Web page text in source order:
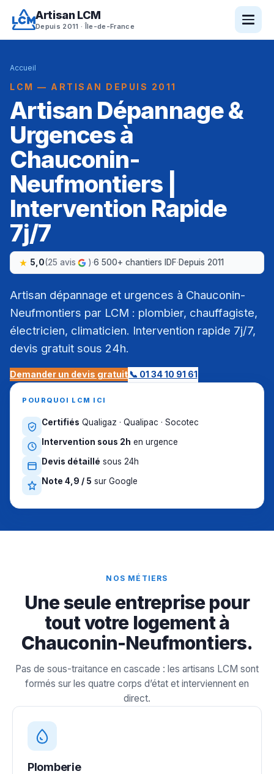
Artisan LCM
Depuis 2011 · Île-de-France
Accueil
LCM — ARTISAN DEPUIS 2011
Artisan Dépannage &
Urgences à
Chauconin-
Neufmontiers |
Intervention Rapide
7j/7
5,0(25 avis )·6 500+ chantiers IDF·Depuis 2011
Artisan dépannage et urgences à Chauconin-
Neufmontiers par LCM : plombier, chauffagiste,
électricien, climaticien. Intervention rapide 7j/7,
devis gratuit sous 24h.
Demander un devis gratuit📞 01 34 10 91 61
POURQUOI LCM ICI
Certifiés Qualigaz · Qualipac · Socotec
Intervention sous 2h en urgence
Devis détaillé sous 24h
Note 4,9 / 5 sur Google
NOS MÉTIERS
Une seule entreprise pour
tout votre logement à
Chauconin-Neufmontiers.
Pas de sous-traitance en cascade : les artisans LCM sont
formés sur les quatre corps d’état et interviennent en
direct.
Plomberie